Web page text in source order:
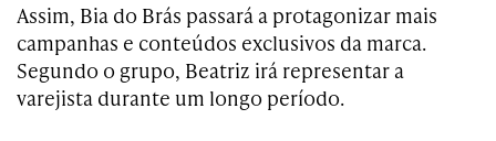
Assim, Bia do Brás passará a protagonizar mais
campanhas e conteúdos exclusivos da marca.
Segundo o grupo, Beatriz irá representar a
varejista durante um longo período.